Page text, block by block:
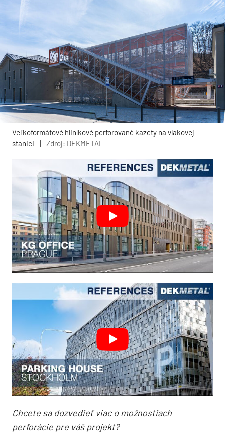
Veľkoformátové hliníkové perforované kazety na vlakovej
stanici
| Zdroj: DEKMETAL
Chcete sa dozvedieť viac o možnostiach
perforácie pre váš projekt?